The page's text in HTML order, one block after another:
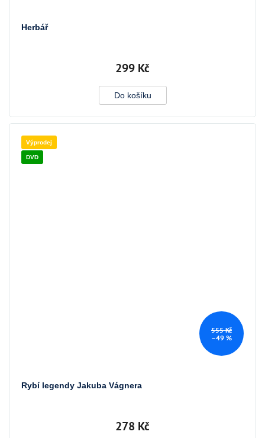
Herbář
299 Kč
Do košíku
Výprodej
DVD
555 Kč
–49 %
Rybí legendy Jakuba Vágnera
278 Kč